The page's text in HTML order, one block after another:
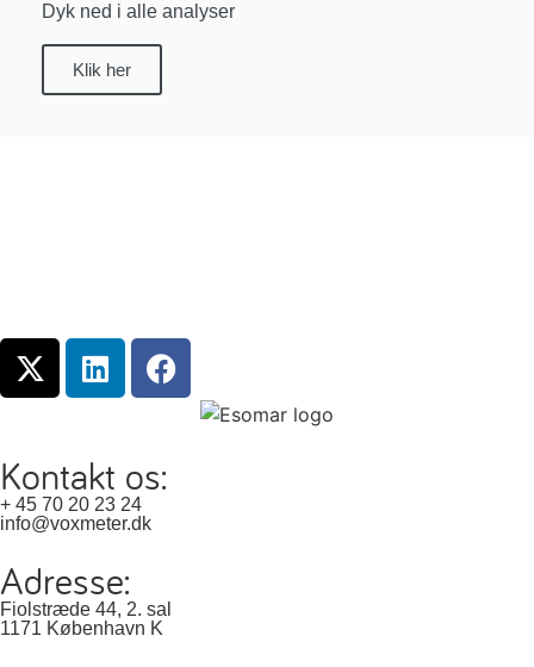
Dyk ned i alle analyser
Klik her
Kontakt os:
+ 45 70 20 23 24
info@voxmeter.dk
Adresse:
Fiolstræde 44, 2. sal
1171 København K